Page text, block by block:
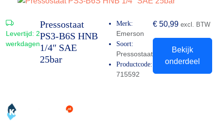
Levertijd: 2
werkdagen
Pressostaat
PS3-B6S HNB
1/4″ SAE
25bar
Merk:
Emerson
Soort:
Pressostaat
Productcode:
715592
€ 50,99 excl. BTW
Bekijk
onderdeel